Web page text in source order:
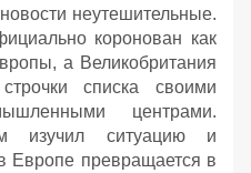
неутешительные.
коронован как
а Великобритания
списка своими
центрами.
изучил ситуацию и
Европе превращается в